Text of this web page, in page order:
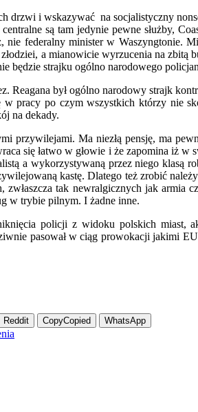
i wskazywać na socjalistyczny
są tam jedynie pewne służby,
nie federalny minister w Waszyngtonie.
a mianowicie wyrzucenia na
będzie strajku ogólno narodowego
Reagana był ogólno narodowy strajk
w pracy po czym wszystkich którzy nie
na dekady.
przywilejami. Ma niezłą pensję, ma
się łatwo w głowie i że zapomina iż w
a wykorzystywaną przez niego klasą
kastę. Dlatego też zrobić
tak newralgicznych jak
w trybie pilnym. I żadne inne.
policji z widoku polskich miast,
pasował w ciąg prowokacji jakimi
Reddit CopyCopied WhatsApp